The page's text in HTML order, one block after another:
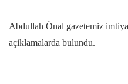
Abdullah Önal gazetemiz
açiklamalarda bulundu.